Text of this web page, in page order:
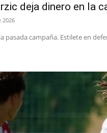
deja dinero en la
2026
pasada campaña. Estilete en